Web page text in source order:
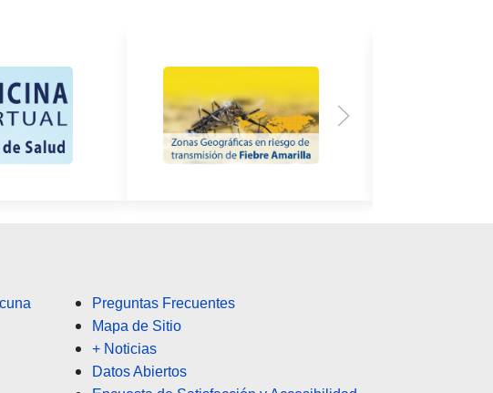
Preguntas Frecuentes
Mapa de Sitio
+ Noticias
Datos Abiertos